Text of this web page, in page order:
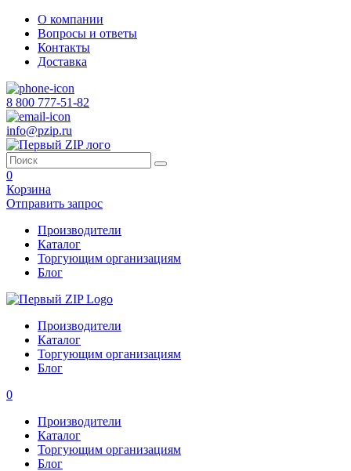
О компании
Вопросы и ответы
Контакты
Доставка
8 800 777-51-82
info@pzip.ru
0
Корзина
Отправить запрос
Производители
Каталог
Торгующим организациям
Блог
Производители
Каталог
Торгующим организациям
Блог
0
Производители
Каталог
Торгующим организациям
Блог